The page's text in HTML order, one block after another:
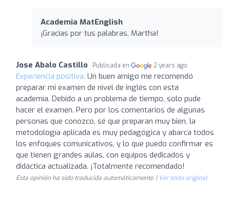
Academia MatEnglish
¡Gracias por tus palabras, Martha!
Jose Abalo Castillo Publicada en 2 years ago
Experiencia positiva: Un buen amigo me recomendó
preparar mi examen de nivel de inglés con esta
academia. Debido a un problema de tiempo, solo pude
hacer el examen. Pero por los comentarios de algunas
personas que conozco, sé que preparan muy bien, la
metodología aplicada es muy pedagógica y abarca todos
los enfoques comunicativos, y lo que puedo confirmar es
que tienen grandes aulas, con equipos dedicados y
didáctica actualizada. ¡Totalmente recomendado!
Esta opinión ha sido traducida automáticamente. | Ver texto original